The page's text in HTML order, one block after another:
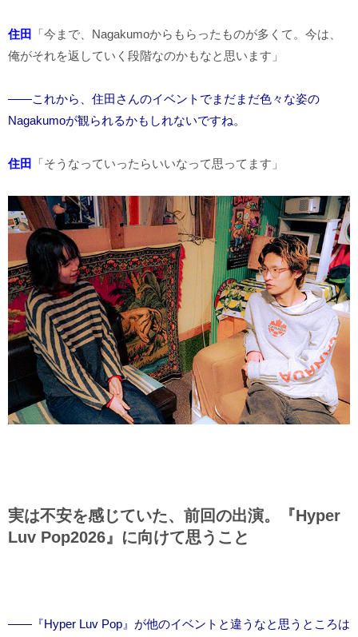
住田
「今まで、Nagakumoからもらったものが多くて。今は、
俺がそれを返していく段階なのかもなと思います」
――これから、住田さんのイベントでまだまだ色々な姿の
Nagakumoが観られるかもしれないですね。
住田 「そうなっていったらいいなって思ってます」
実は不安を感じていた、前回の出演。『Hyper
Luv Pop2026』に向けて思うこと
――『Hyper Luv Pop』が他のイベントと違うなと思うところは